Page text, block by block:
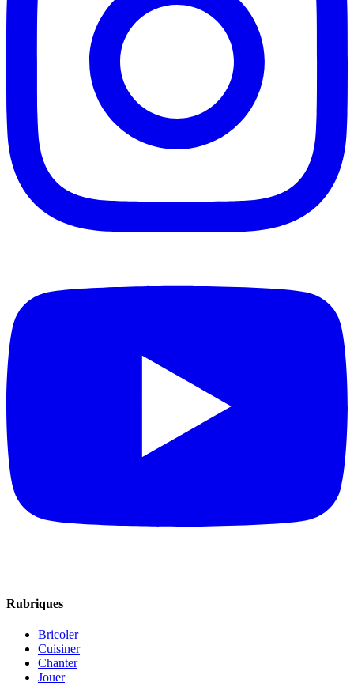
Rubriques
Bricoler
Cuisiner
Chanter
Jouer